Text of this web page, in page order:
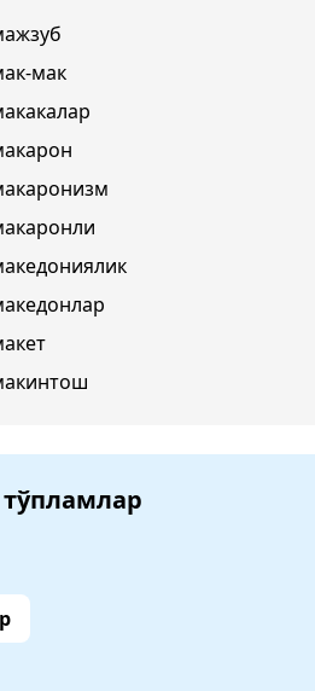
мак